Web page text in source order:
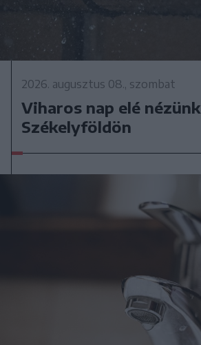
2026. augusztus 08., szombat
Viharos nap elé nézünk
Székelyföldön